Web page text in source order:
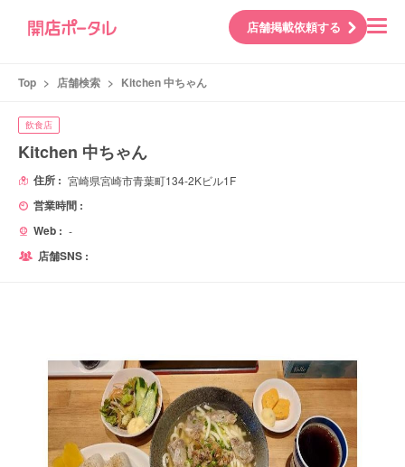
店舗掲載依頼する
Top > 店舗検索 > Kitchen 中ちゃん
飲食店
Kitchen 中ちゃん
住所 : 宮崎県宮崎市青葉町134-2Kビル1F
営業時間 :
Web : -
店舗SNS :